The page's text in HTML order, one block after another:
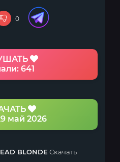
0
641
май 2026
BLONDE Скачать